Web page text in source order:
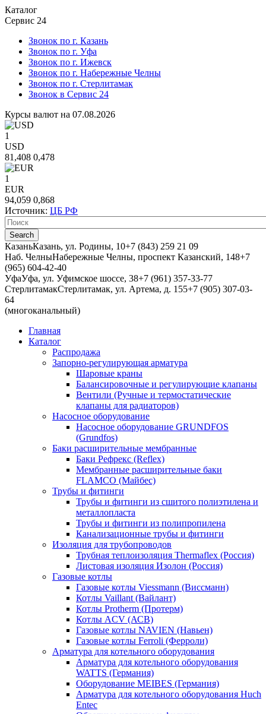
Каталог
Сервис 24
Звонок по г. Казань
Звонок по г. Уфа
Звонок по г. Ижевск
Звонок по г. Набережные Челны
Звонок по г. Стерлитамак
Звонок в Сервис 24
Курсы валют на 07.08.2026
1
USD
81,408 0,478
1
EUR
94,059 0,868
Источник: ЦБ РФ
КазаньКазань, ул. Родины, 10+7 (843) 259 21 09
Наб. ЧелныНабережные Челны, проспект Казанский, 148+7
(965) 604-42-40
УфаУфа, ул. Уфимское шоссе, 38+7 (961) 357-33-77
СтерлитамакСтерлитамак, ул. Артема, д. 155+7 (905) 307-03-
64
(многоканальный)
Главная
Каталог
Распродажа
Запорно-регулирующая арматура
Шаровые краны
Балансировочные и регулирующие клапаны
Вентили (Ручные и термостатические
клапаны для радиаторов)
Насосное оборудование
Насосное оборудование GRUNDFOS
(Grundfos)
Баки расширительные мембранные
Баки Рефрекс (Reflex)
Мембранные расширительные баки
FLAMCO (Майбес)
Трубы и фитинги
Трубы и фитинги из сшитого полиэтилена и
металлопласта
Трубы и фитинги из полипропилена
Канализационные трубы и фитинги
Изоляция для трубопроводов
Трубная теплоизоляция Thermaflex (Россия)
Листовая изоляция Изолон (Россия)
Газовые котлы
Газовые котлы Viessmann (Виссманн)
Котлы Vaillant (Вайлант)
Котлы Protherm (Протерм)
Котлы ACV (АСВ)
Газовые котлы NAVIEN (Навьен)
Газовые котлы Ferroli (Ферроли)
Арматура для котельного оборудования
Арматура для котельного оборудования
WATTS (Германия)
Оборудование MEIBES (Германия)
Арматура для котельного оборудования Huch
Entec